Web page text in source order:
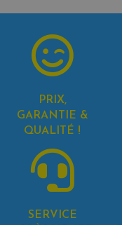
PRIX,
GARANTIE &
QUALITÉ !
SERVICE